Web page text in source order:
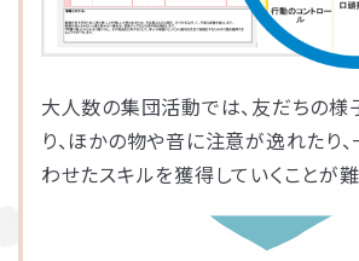
大人数の集団活動では、友だちの様
り、ほかの物や音に注意が逸れたり
わせたスキルを獲得していくことが難
新座市
戸田市
さいたま市南区
春日部市
千葉市中央区
目黒区
江戸川区
北区
中央区
茅ケ崎市
藤沢市
横浜市鶴見区
鎌倉市
大阪市平野区
堺市西区
大阪市此花区
茨木市
太宰府市
福岡市中央区